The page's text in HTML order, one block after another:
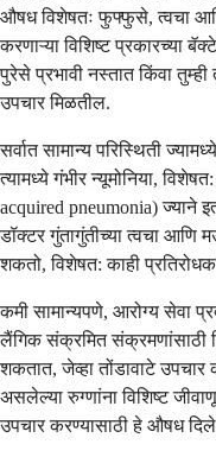
औषध विशेषतः फुफ्फुसे, त्वचा
करणाऱ्या विशिष्ट प्रकारच्या
पुरेसे प्रभावी नस्तात किंवा
उपचार मिळतील.
सर्वात सामान्य परिस्थिती
त्यामध्ये गंभीर न्यूमोनिया,
acquired pneumonia) ज्याने
डॉक्टर गुंतागुंतीच्या त्वचा आणि
शकतो, विशेषत: काही
कमी सामान्यपणे, आरोग्य सेवा
लैंगिक संक्रमित संक्रमणांसाठी
शकतात, जेव्हा तोंडावाटे
असलेल्या रुग्णांना विशिष्ट
उपचार करण्यासाठी हे औषध